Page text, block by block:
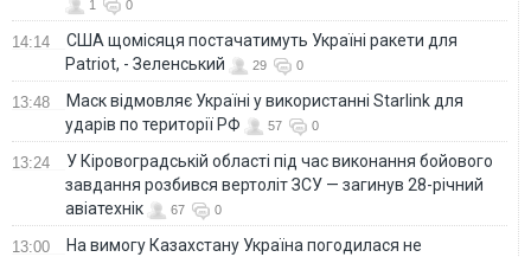
1 0
14:14
США щомісяця постачатимуть Україні ракети для
Patriot, - Зеленський
29 0
13:48
Маск відмовляє Україні у використанні Starlink для
ударів по території РФ
57 0
13:24
У Кіровоградській області під час виконання бойового
завдання розбився вертоліт ЗСУ — загинув 28-річний
авіатехнік
67 0
13:00
На вимогу Казахстану Україна погодилася не